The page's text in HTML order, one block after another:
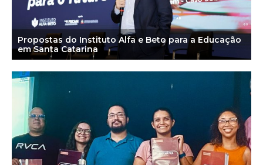
Propostas do Instituto Alfa e Beto para a Educação
em Santa Catarina